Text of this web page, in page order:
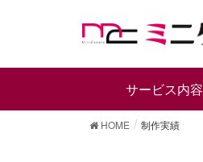
サービス内容
HOME 制作実績